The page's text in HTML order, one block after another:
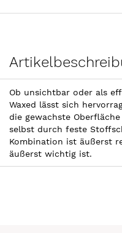
Ob unsichtbar oder als
Waxed lässt sich
die gewachste
selbst durch feste
Kombination ist äußerst
äußerst wichtig ist.